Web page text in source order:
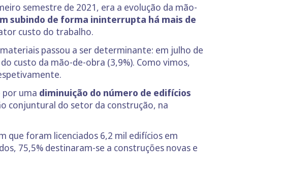
semestre de 2021, era a evolução da mão-
subindo de forma ininterrupta há mais de
custo do trabalho.
passou a ser determinante: em julho de
custo da mão-de-obra (3,9%). Como vimos,
uma diminuição do número de edifícios
conjuntural do setor da construção, na
foram licenciados 6,2 mil edifícios em
75,5% destinaram-se a construções novas e